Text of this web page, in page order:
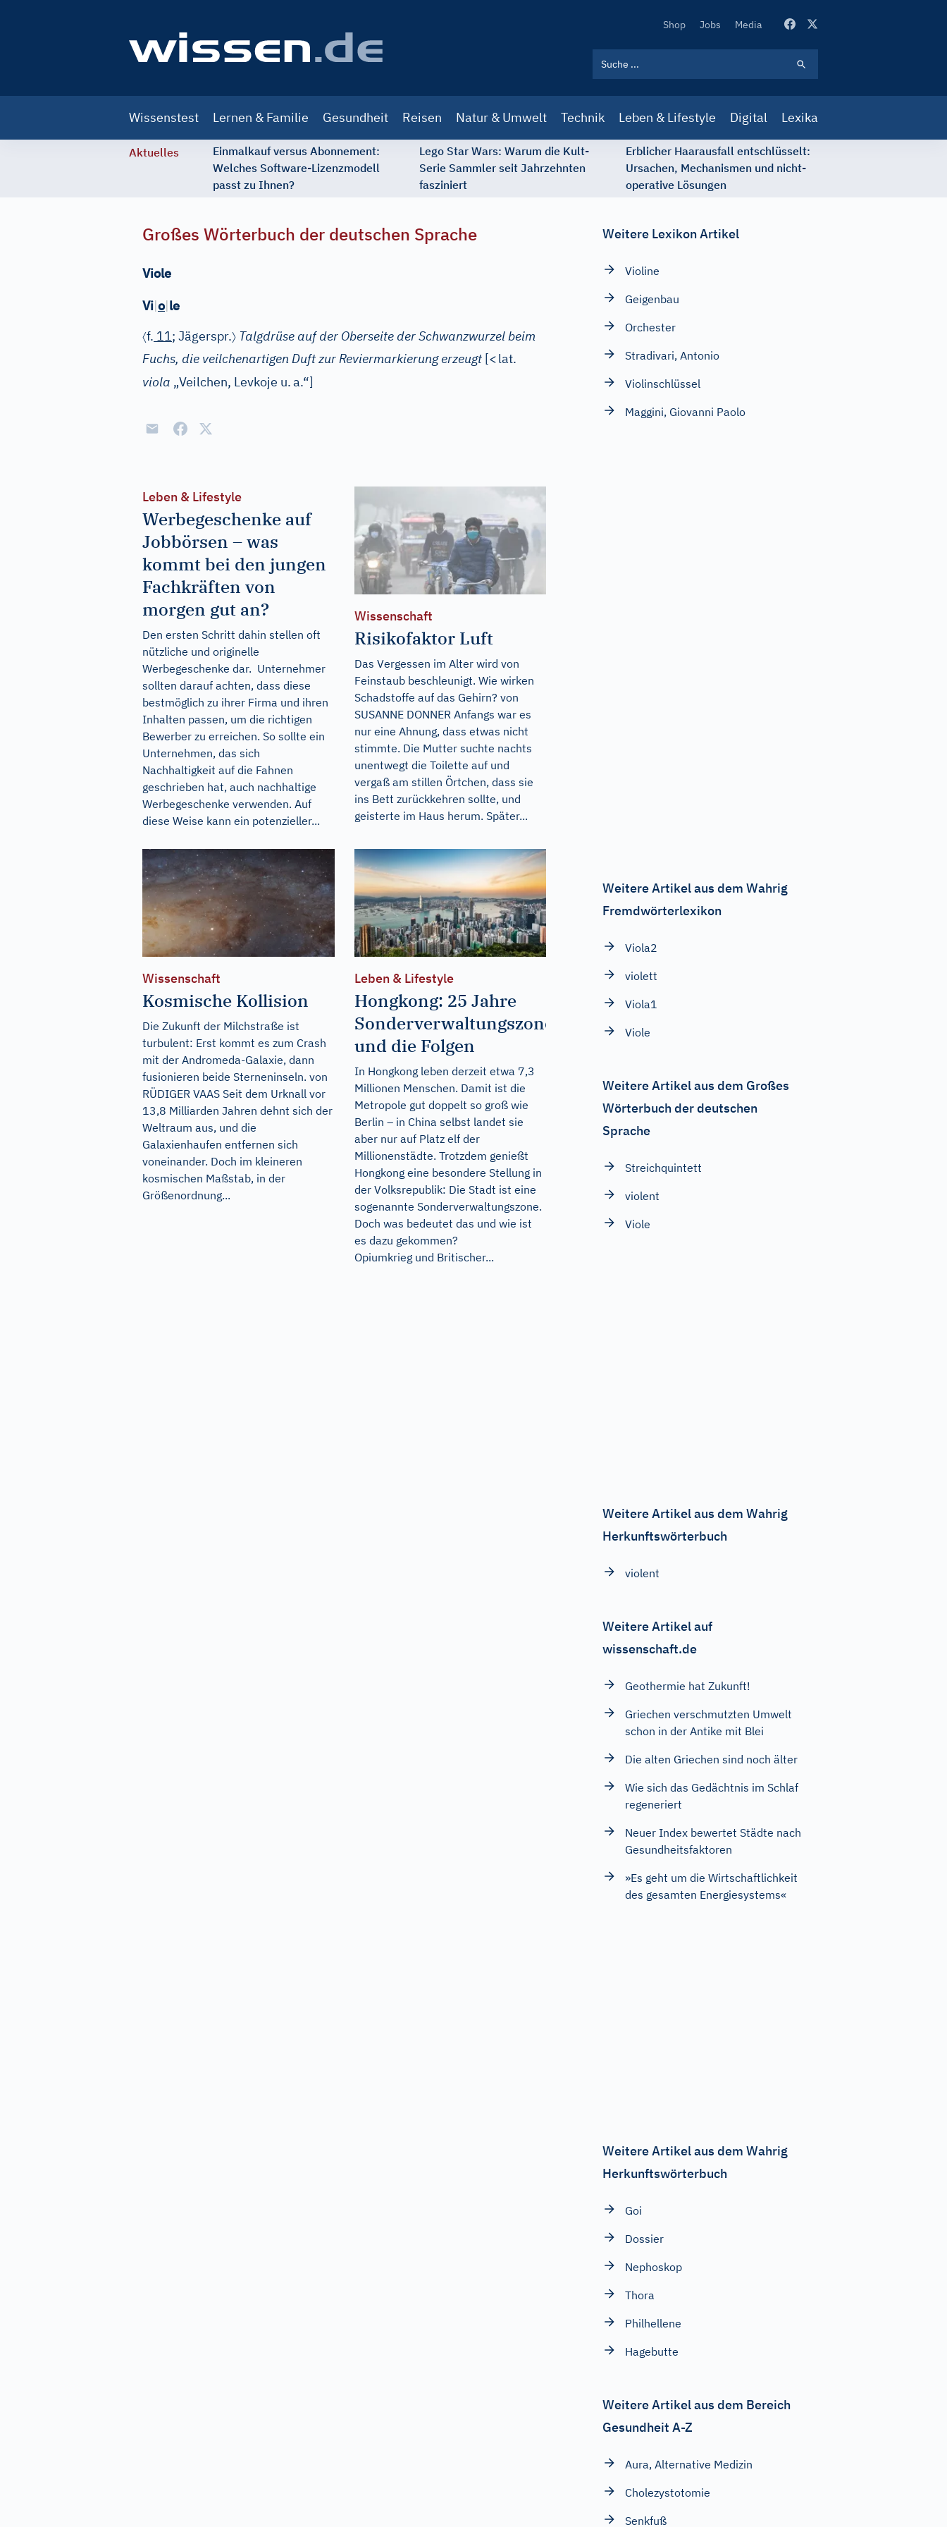
Secondary
Shop Jobs Media
navigation
Wissenstest Lernen & Familie Gesundheit Reisen Natur & Umwelt Technik Leben & Lifestyle Digital Lexika
Aktuelles
Einmalkauf versus Abonnement:
Welches Software-Lizenzmodell
passt zu Ihnen?
Lego Star Wars: Warum die Kult-
Serie Sammler seit Jahrzehnten
fasziniert
Erblicher Haarausfall entschlüsselt:
Ursachen, Mechanismen und nicht-
operative Lösungen
Großes Wörterbuch der deutschen Sprache
Viole
Vi|o|le
〈f. 11; Jägerspr.〉 Talgdrüse auf der Oberseite der Schwanzwurzel beim
Fuchs, die veilchenartigen Duft zur Reviermarkierung erzeugt [<lat.
viola „Veilchen, Levkoje u.a.“]
Leben & Lifestyle
Werbegeschenke auf
Jobbörsen – was
kommt bei den jungen
Fachkräften von
morgen gut an?
Den ersten Schritt dahin stellen oft
nützliche und originelle
Werbegeschenke dar. Unternehmer
sollten darauf achten, dass diese
bestmöglich zu ihrer Firma und ihren
Inhalten passen, um die richtigen
Bewerber zu erreichen. So sollte ein
Unternehmen, das sich
Nachhaltigkeit auf die Fahnen
geschrieben hat, auch nachhaltige
Werbegeschenke verwenden. Auf
diese Weise kann ein potenzieller...
Wissenschaft
Risikofaktor Luft
Das Vergessen im Alter wird von
Feinstaub beschleunigt. Wie wirken
Schadstoffe auf das Gehirn? von
SUSANNE DONNER Anfangs war es
nur eine Ahnung, dass etwas nicht
stimmte. Die Mutter suchte nachts
unentwegt die Toilette auf und
vergaß am stillen Örtchen, dass sie
ins Bett zurückkehren sollte, und
geisterte im Haus herum. Später...
Wissenschaft
Kosmische Kollision
Die Zukunft der Milchstraße ist
turbulent: Erst kommt es zum Crash
mit der Andromeda-Galaxie, dann
fusionieren beide Sterneninseln. von
RÜDIGER VAAS Seit dem Urknall vor
13,8 Milliarden Jahren dehnt sich der
Weltraum aus, und die
Galaxienhaufen entfernen sich
voneinander. Doch im kleineren
kosmischen Maßstab, in der
Größenordnung...
Leben & Lifestyle
Hongkong: 25 Jahre
Sonderverwaltungszone
und die Folgen
In Hongkong leben derzeit etwa 7,3
Millionen Menschen. Damit ist die
Metropole gut doppelt so groß wie
Berlin – in China selbst landet sie
aber nur auf Platz elf der
Millionenstädte. Trotzdem genießt
Hongkong eine besondere Stellung in
der Volksrepublik: Die Stadt ist eine
sogenannte Sonderverwaltungszone.
Doch was bedeutet das und wie ist
es dazu gekommen?
Opiumkrieg und Britischer...
Weitere Lexikon Artikel
Violine
Geigenbau
Orchester
Stradivari, Antonio
Violinschlüssel
Maggini, Giovanni Paolo
Weitere Artikel aus dem Wahrig
Fremdwörterlexikon
Viola2
violett
Viola1
Viole
Weitere Artikel aus dem Großes
Wörterbuch der deutschen
Sprache
Streichquintett
violent
Viole
Weitere Artikel aus dem Wahrig
Herkunftswörterbuch
violent
Weitere Artikel auf
wissenschaft.de
Geothermie hat Zukunft!
Griechen verschmutzten Umwelt
schon in der Antike mit Blei
Die alten Griechen sind noch älter
Wie sich das Gedächtnis im Schlaf
regeneriert
Neuer Index bewertet Städte nach
Gesundheitsfaktoren
»Es geht um die Wirtschaftlichkeit
des gesamten Energiesystems«
Weitere Artikel aus dem Wahrig
Herkunftswörterbuch
Goi
Dossier
Nephoskop
Thora
Philhellene
Hagebutte
Weitere Artikel aus dem Bereich
Gesundheit A-Z
Aura, Alternative Medizin
Cholezystotomie
Senkfuß